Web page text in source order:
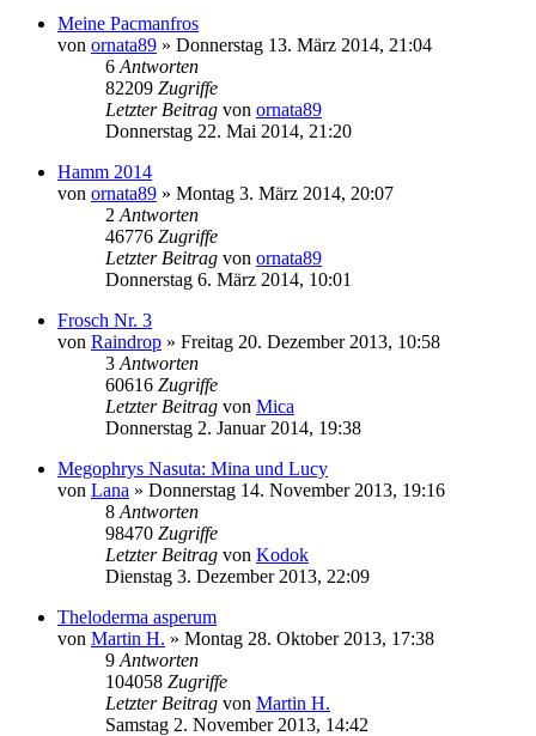
Meine Pacmanfros
von ornata89 » Donnerstag 13. März 2014, 21:04
6 Antworten
82209 Zugriffe
Letzter Beitrag von ornata89
Donnerstag 22. Mai 2014, 21:20
Hamm 2014
von ornata89 » Montag 3. März 2014, 20:07
2 Antworten
46776 Zugriffe
Letzter Beitrag von ornata89
Donnerstag 6. März 2014, 10:01
Frosch Nr. 3
von Raindrop » Freitag 20. Dezember 2013, 10:58
3 Antworten
60616 Zugriffe
Letzter Beitrag von Mica
Donnerstag 2. Januar 2014, 19:38
Megophrys Nasuta: Mina und Lucy
von Lana » Donnerstag 14. November 2013, 19:16
8 Antworten
98470 Zugriffe
Letzter Beitrag von Kodok
Dienstag 3. Dezember 2013, 22:09
Theloderma asperum
von Martin H. » Montag 28. Oktober 2013, 17:38
9 Antworten
104058 Zugriffe
Letzter Beitrag von Martin H.
Samstag 2. November 2013, 14:42